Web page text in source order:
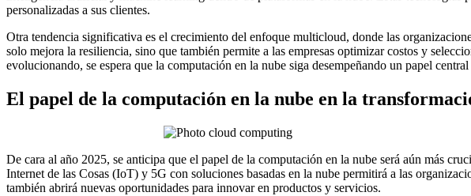
personalizadas a sus clientes.
Otra tendencia significativa es el crecimiento del enfoque multicloud, donde las
solo mejora la resiliencia, sino que también permite a las empresas optimizar costos y
evolucionando, se espera que la computación en la nube siga desempeñando un papel
El papel de la computación en la nube en la
De cara al año 2025, se anticipa que el papel de la computación en la nube será aún más
Internet de las Cosas (IoT) y 5G con soluciones basadas en la nube permitirá a las
también abrirá nuevas oportunidades para innovar en productos y servicios.